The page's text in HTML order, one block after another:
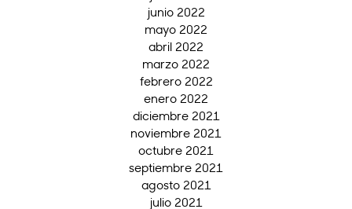
junio 2022
mayo 2022
abril 2022
marzo 2022
febrero 2022
enero 2022
diciembre 2021
noviembre 2021
octubre 2021
septiembre 2021
agosto 2021
julio 2021